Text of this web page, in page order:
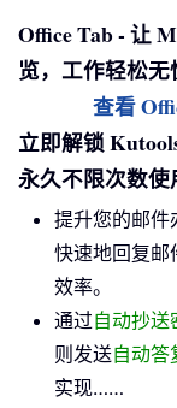
Office Tab - 让
览，工作轻松无
查看
立即解锁
永久不限次数使
提升您的邮件
快速地回复邮
效率。
通过自动抄送
则发送自动答
实现……